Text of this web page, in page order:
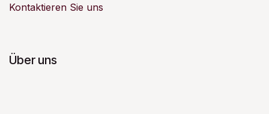
Kontaktieren Sie uns
Über uns